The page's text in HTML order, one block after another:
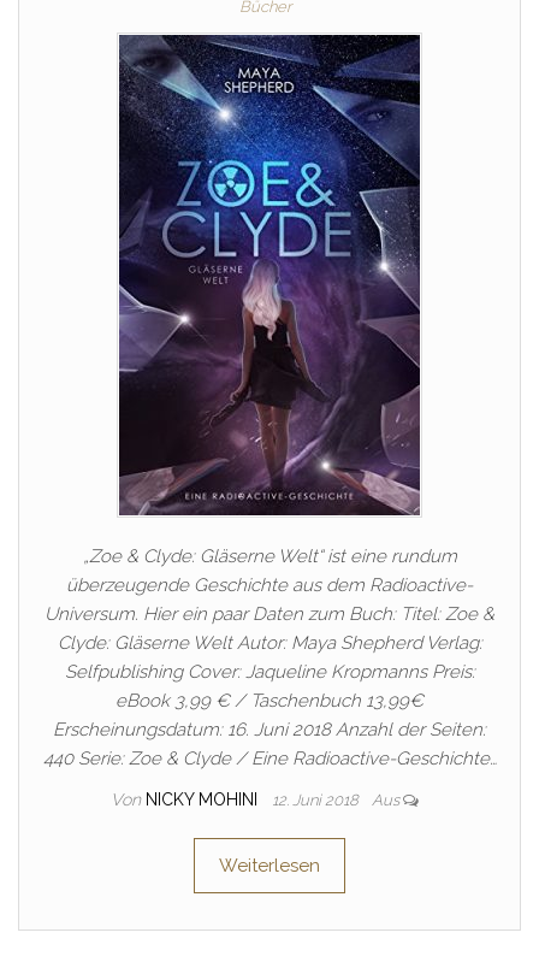
Bücher
„Zoe & Clyde: Gläserne Welt“ ist eine rundum
überzeugende Geschichte aus dem Radioactive-
Universum. Hier ein paar Daten zum Buch: Titel: Zoe &
Clyde: Gläserne Welt Autor: Maya Shepherd Verlag:
Selfpublishing Cover: Jaqueline Kropmanns Preis:
eBook 3,99 € / Taschenbuch 13,99€
Erscheinungsdatum: 16. Juni 2018 Anzahl der Seiten:
440 Serie: Zoe & Clyde / Eine Radioactive-Geschichte…
Von NICKY MOHINI 12. Juni 2018 Aus
Weiterlesen